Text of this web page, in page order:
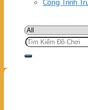
Công Trình
Tìm
kiếm: